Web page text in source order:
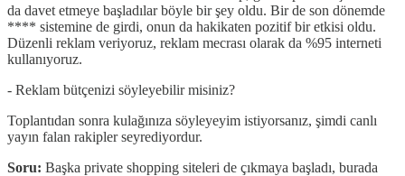
da davet etmeye başladılar böyle bir şey oldu. Bir de son dönemde
**** sistemine de girdi, onun da hakikaten pozitif bir etkisi oldu.
Düzenli reklam veriyoruz, reklam mecrası olarak da %95 interneti
kullanıyoruz.
- Reklam bütçenizi söyleyebilir misiniz?
Toplantıdan sonra kulağınıza söyleyeyim istiyorsanız, şimdi canlı
yayın falan rakipler seyrediyordur.
Soru: Başka private shopping siteleri de çıkmaya başladı, burada